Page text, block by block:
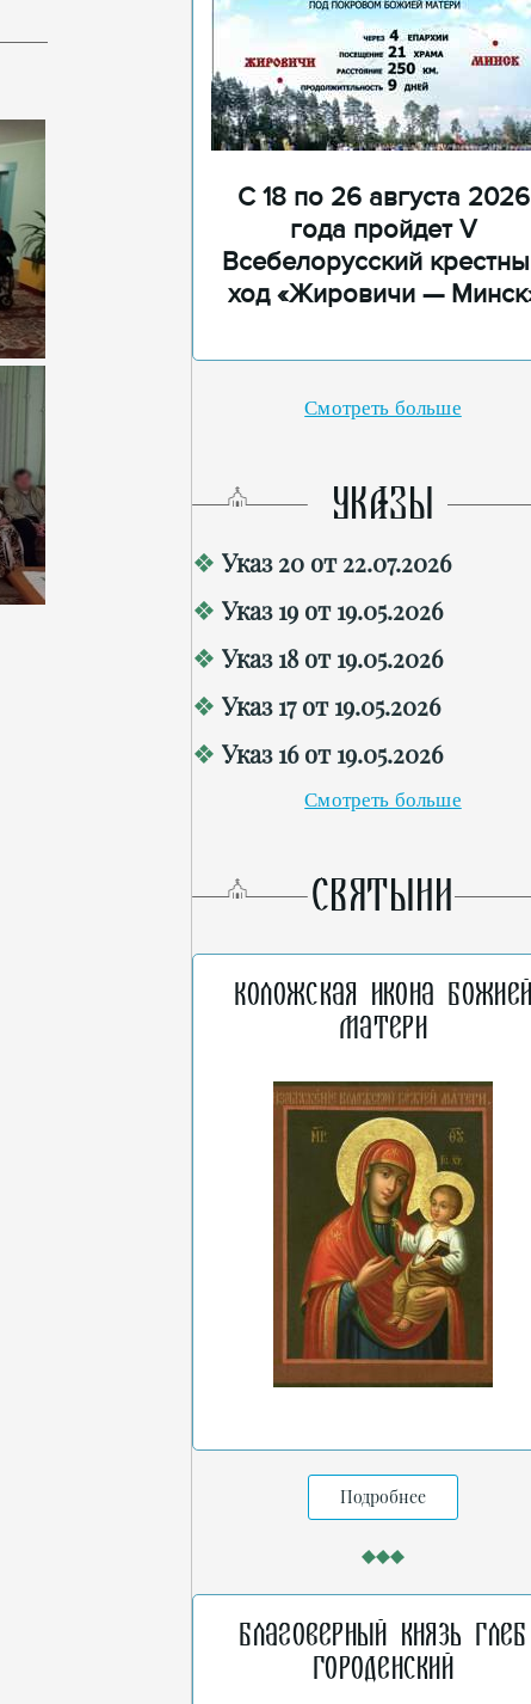
С 18 по 26 августа 2026
года пройдет V
Всебелорусский
ход «Жировичи —
Смотреть больше
УКАЗЫ
Указ 20 от 22.07.2026
Указ 19 от 19.05.2026
Указ 18 от 19.05.2026
Указ 17 от 19.05.2026
Указ 16 от 19.05.2026
Смотреть больше
СВЯТЫНИ
Коложская икона
Матери
Подробнее
Благоверный князь Глеб
Городенский